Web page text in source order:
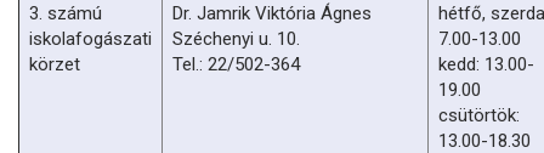
3. számú
iskolafogászati
körzet
Dr. Jamrik Viktória Ágnes
Széchenyi u. 10.
Tel.: 22/502-364
hétfő,
7.00-13.00
kedd: 13.00-
19.00
csütörtök:
13.00-18.30